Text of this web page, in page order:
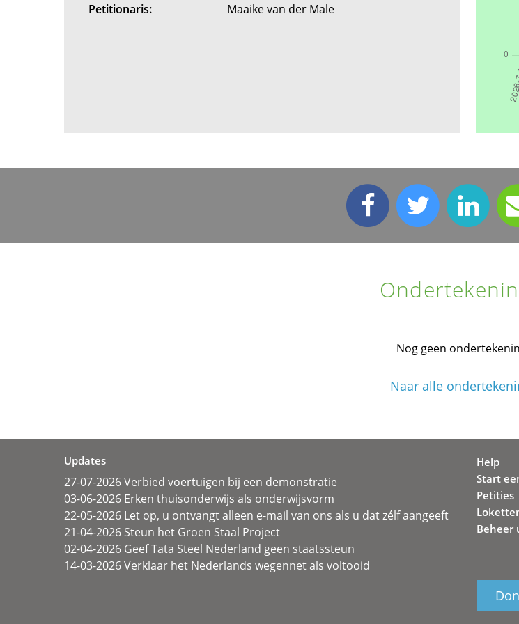
Petitionaris: Maaike van der Male
Nog geen
Naar alle
Updates
27-07-2026 Verbied voertuigen bij een demonstratie
03-06-2026 Erken thuisonderwijs als onderwijsvorm
22-05-2026 Let op, u ontvangt alleen e-mail van ons als u dat zélf aangeeft
21-04-2026 Steun het Groen Staal Project
02-04-2026 Geef Tata Steel Nederland geen staatssteun
14-03-2026 Verklaar het Nederlands wegennet als voltooid
Help
Start
Petities
Beheer